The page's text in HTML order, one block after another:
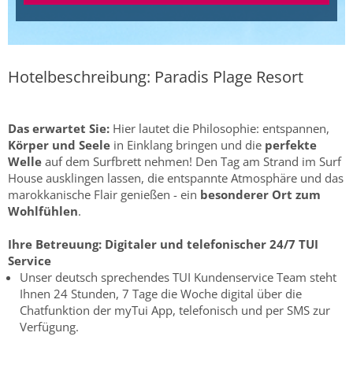
Hotelbeschreibung: Paradis Plage Resort
Das erwartet Sie: Hier lautet die Philosophie: entspannen,
Körper und Seele in Einklang bringen und die perfekte
Welle auf dem Surfbrett nehmen! Den Tag am Strand im Surf
House ausklingen lassen, die entspannte Atmosphäre und das
marokkanische Flair genießen - ein besonderer Ort zum
Wohlfühlen.
Ihre Betreuung: Digitaler und telefonischer 24/7 TUI
Service
Unser deutsch sprechendes TUI Kundenservice Team steht
Ihnen 24 Stunden, 7 Tage die Woche digital über die
Chatfunktion der myTui App, telefonisch und per SMS zur
Verfügung.